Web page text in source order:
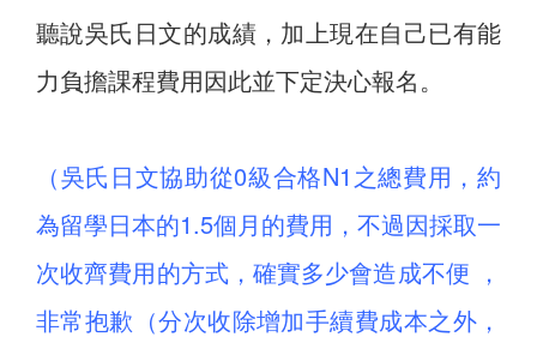
聽說吳氏日文的成績，加上現在自己已有能
力負擔課程費用因此並下定決心報名。
（吳氏日文協助從0級合格N1之總費用，約
為留學日本的1.5個月的費用，不過因採取一
次收齊費用的方式，確實多少會造成不便 ，
非常抱歉（分次收除增加手續費成本之外，